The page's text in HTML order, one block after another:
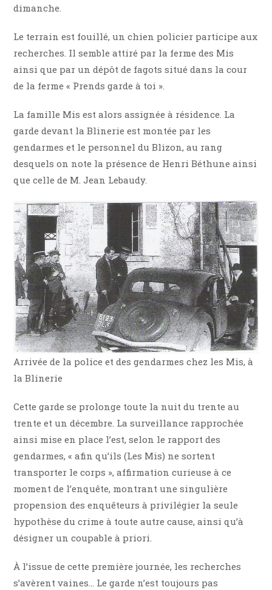
dimanche.
Le terrain est fouillé, un chien policier participe aux
recherches. Il semble attiré par la ferme des Mis
ainsi que par un dépôt de fagots situé dans la cour
de la ferme « Prends garde à toi ».
La famille Mis est alors assignée à résidence. La
garde devant la Blinerie est montée par les
gendarmes et le personnel du Blizon, au rang
desquels on note la présence de Henri Béthune ainsi
que celle de M. Jean Lebaudy.
Arrivée de la police et des gendarmes chez les Mis, à
la Blinerie
Cette garde se prolonge toute la nuit du trente au
trente et un décembre. La surveillance rapprochée
ainsi mise en place l’est, selon le rapport des
gendarmes, « afin qu’ils (Les Mis) ne sortent
transporter le corps », affirmation curieuse à ce
moment de l’enquête, montrant une singulière
propension des enquêteurs à privilégier la seule
hypothèse du crime à toute autre cause, ainsi qu’à
désigner un coupable à priori.
À l’issue de cette première journée, les recherches
s’avèrent vaines… Le garde n’est toujours pas